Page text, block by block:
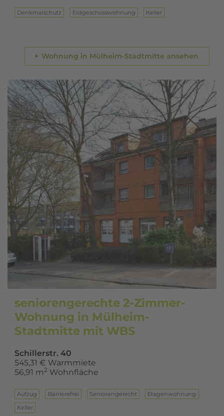
Denkmalschutz Erd­ge­schoss­woh­nung Keller
Wohnung in Mülheim-Stadtmitte ansehen
seniorengerechte 2-Zimmer-
Wohnung in Mülheim-
Stadtmitte mit WBS
Schillerstr. 40
545,31 € Warmmiete
56,91 m2 Wohnfläche
Aufzug Barrierefrei Seniorengerecht
Eta­gen­woh­nung
Keller